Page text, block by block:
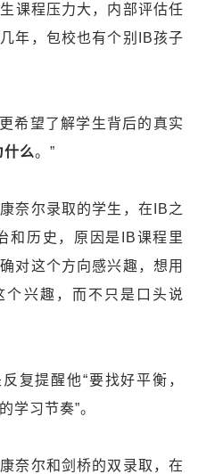
课程压力大，内部评估任
年，包校也有个别
IB孩子
更希望了解学生背后的真实
什么。”
奈尔录取的学生，在 IB之
和历史，原因是 IB课程里
对这个方向感兴趣，想用
个兴趣，而不只是口头说
复提醒他“要找好平衡，
的学习节奏”。
奈尔和剑桥的双录取，在